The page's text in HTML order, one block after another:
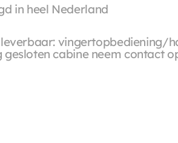
in heel Nederland
vingertopbediening/
cabine neem contact